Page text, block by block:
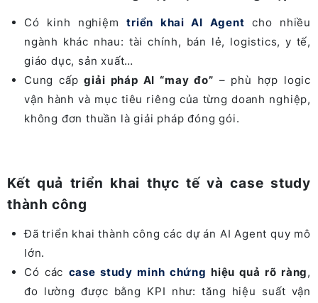
Có kinh nghiệmtriển khai AI Agent cho nhiều
ngành khác nhau: tài chính, bán lẻ, logistics, y tế,
giáo dục, sản xuất…
Cung cấpgiải pháp AI “may đo” – phù hợp logic
vận hành và mục tiêu riêng của từng doanh nghiệp,
không đơn thuần là giải pháp đóng gói.
Kết quả triển khai thực tế và case study
thành công
Đã triển khai thành công các dự án AI Agent quy mô
lớn.
Có các case study minh chứng hiệu quả rõ ràng,
đo lường được bằng KPI như: tăng hiệu suất vận